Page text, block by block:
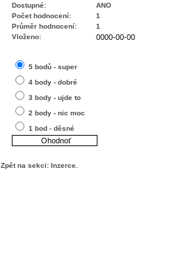
Dostupné:
ANO
Počet hodnocení:
1
Průměr hodnocení:
1
Vloženo:
0000-00-00
5 bodů - super
4 body - dobré
3 body - ujde to
2 body - nic moc
1 bod - děsné
Zpět na sekci: Inzerce.